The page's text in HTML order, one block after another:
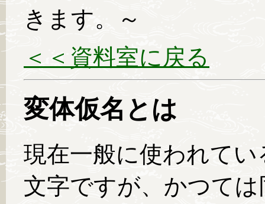
きます。～
＜＜資料室に戻る
変体仮名とは
現在一般に使われて
文字ですが、かつて